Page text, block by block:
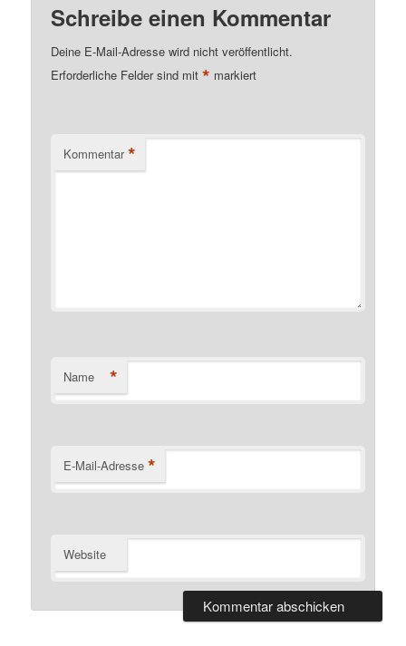
Schreibe einen Kommentar
Deine E-Mail-Adresse wird nicht veröffentlicht.
Erforderliche Felder sind mit* markiert
Kommentar *
Name *
E-Mail-Adresse *
Website